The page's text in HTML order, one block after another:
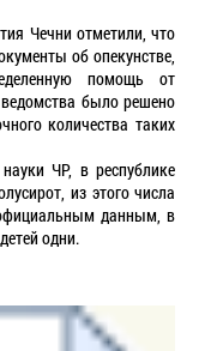
Чечни отметили, что
об опекунстве,
помощь от
было решено
количества таких
ЧР, в республике
из этого числа
данным, в
одни.